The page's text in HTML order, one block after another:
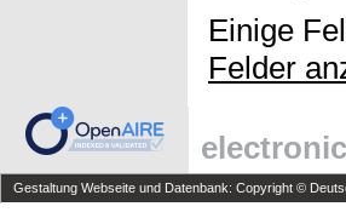
Einige
Felder
Gestaltung Webseite und Datenbank: Copyright ©